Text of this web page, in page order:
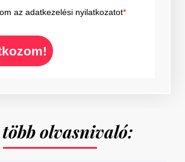
az adatkezelési nyilatkozatot*
több olvasnivaló: